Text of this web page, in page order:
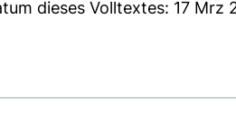
dieses Volltextes: 17 Mrz